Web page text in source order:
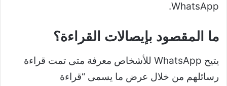
WhatsApp.
ما المقصود بإيصالات القراءة؟
يتيح WhatsApp للأشخاص معرفة متى تمت قراءة
رسائلهم من خلال عرض ما يسمى “قراءة